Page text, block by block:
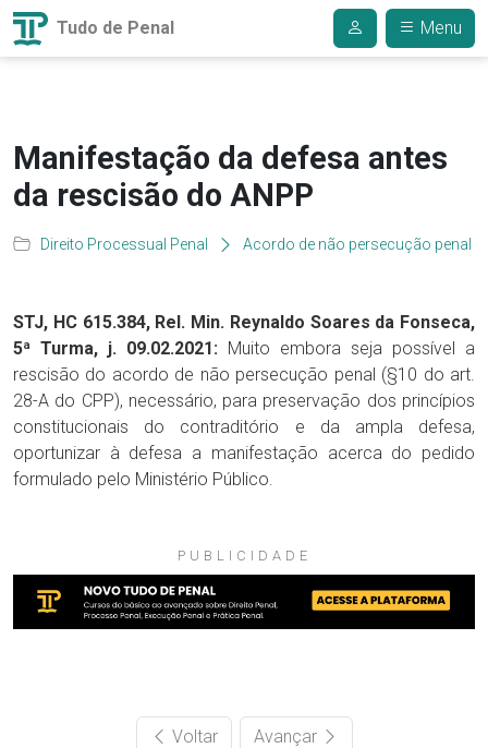
Tudo de Penal Menu
Manifestação da defesa antes
da rescisão do ANPP
Direito Processual Penal Acordo de não persecução penal
STJ, HC 615.384, Rel. Min. Reynaldo Soares da Fonseca,
5ª Turma, j. 09.02.2021: Muito embora seja possível a
rescisão do acordo de não persecução penal (§10 do art.
28-A do CPP), necessário, para preservação dos princípios
constitucionais do contraditório e da ampla defesa,
oportunizar à defesa a manifestação acerca do pedido
formulado pelo Ministério Público.
PUBLICIDADE
Voltar Avançar